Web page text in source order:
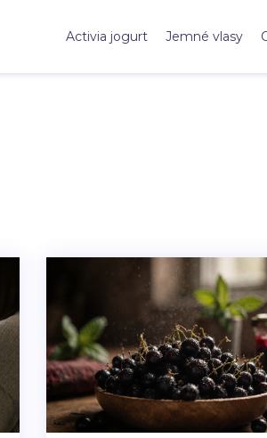
Activia jogurt Jemné vlasy